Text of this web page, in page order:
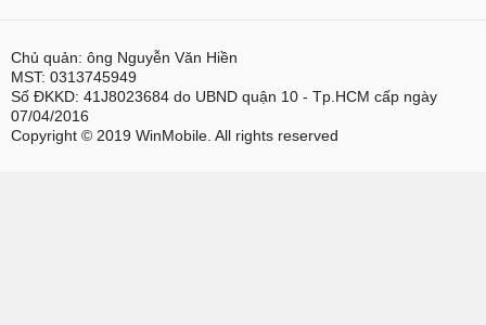
Chủ quản: ông Nguyễn Văn Hiền
MST: 0313745949
Số ĐKKD: 41J8023684 do UBND quận 10 - Tp.HCM cấp ngày
07/04/2016
Copyright © 2019 WinMobile. All rights reserved